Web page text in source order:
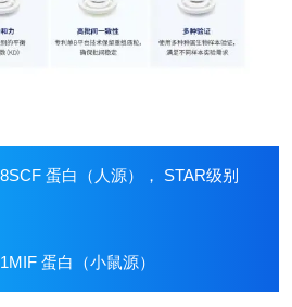
蛋白（人源）， STAR级别
蛋白（小鼠源）